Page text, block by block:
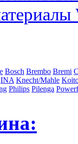
Bosch Brembo Bremi
INA Knecht/Mahle
Philips Pilenga